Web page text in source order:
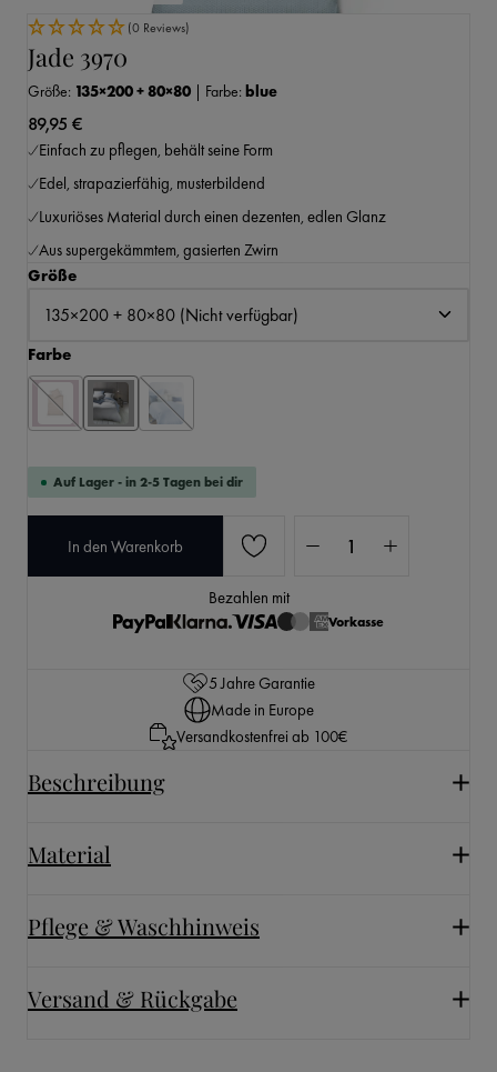
(0 Reviews)
Jade 3970
Größe: 135×200 + 80×80 | Farbe: blue
89,95 €
Einfach zu pflegen, behält seine Form
Edel, strapazierfähig, musterbildend
Luxuriöses Material durch einen dezenten, edlen Glanz
Aus supergekämmtem, gasierten Zwirn
Größeauswählen
Farbeauswählen
Auf Lager - in 2-5 Tagen bei dir
In den Warenkorb
Bezahlen mit
Vorkasse
5 Jahre Garantie
Made in Europe
Versandkostenfrei ab 100€
Beschreibung
Material
Pflege & Waschhinweis
Versand & Rückgabe